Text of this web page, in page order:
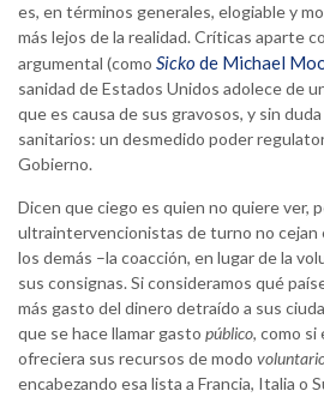
es, en términos generales, elogiable y
más lejos de la realidad. Críticas aparte
argumental (como Sicko de Michael
sanidad de Estados Unidos adolece de
que es causa de sus gravosos, y sin
sanitarios: un desmedido poder
Gobierno.
Dicen que ciego es quien no quiere ver,
ultraintervencionistas de turno no cejan
los demás –la coacción, en lugar de la
sus consignas. Si consideramos qué
más gasto del dinero detraído a sus
que se hace llamar gasto público, como si
ofreciera sus recursos de modo
encabezando esa lista a Francia, Italia o